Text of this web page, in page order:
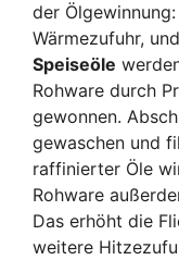
der
Wärmezufuhr,
Speiseöle
Rohware durch
gewonnen.
gewaschen und
raffinierter Öle
Rohware
Das erhöht die
weitere